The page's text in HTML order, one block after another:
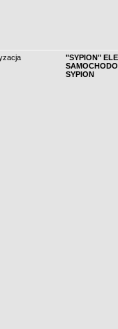
"SYPION"
SYPION